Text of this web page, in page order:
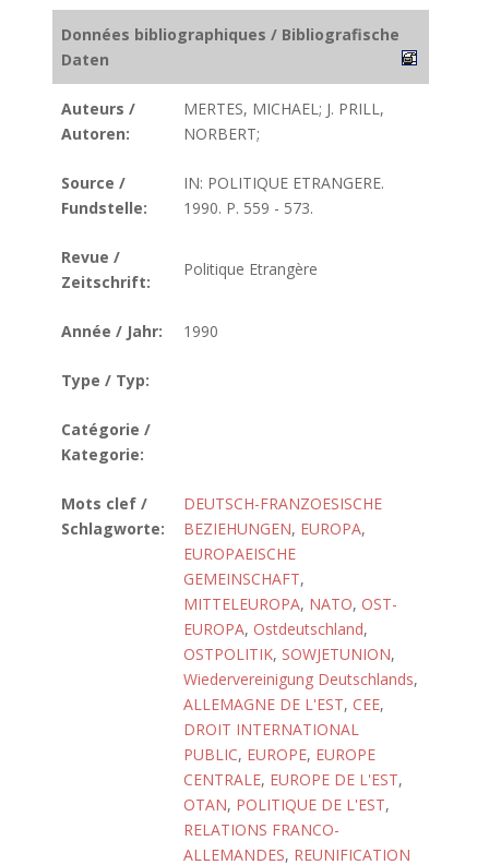
Données bibliographiques / Bibliografische
Daten
Auteurs /
Autoren:
MERTES, MICHAEL; J. PRILL,
NORBERT;
Source /
Fundstelle:
IN: POLITIQUE ETRANGERE.
1990. P. 559 - 573.
Revue /
Zeitschrift:
Politique Etrangère
Année / Jahr: 1990
Type / Typ:
Catégorie /
Kategorie:
Mots clef /
Schlagworte:
DEUTSCH-FRANZOESISCHE
BEZIEHUNGEN, EUROPA,
EUROPAEISCHE
GEMEINSCHAFT,
MITTELEUROPA, NATO, OST-
EUROPA, Ostdeutschland,
OSTPOLITIK, SOWJETUNION,
Wiedervereinigung Deutschlands,
ALLEMAGNE DE L'EST, CEE,
DROIT INTERNATIONAL
PUBLIC, EUROPE, EUROPE
CENTRALE, EUROPE DE L'EST,
OTAN, POLITIQUE DE L'EST,
RELATIONS FRANCO-
ALLEMANDES, REUNIFICATION